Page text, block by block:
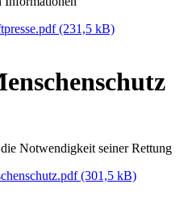
(231,5 kB)
Notwendigkeit seiner Rettung
(301,5 kB)